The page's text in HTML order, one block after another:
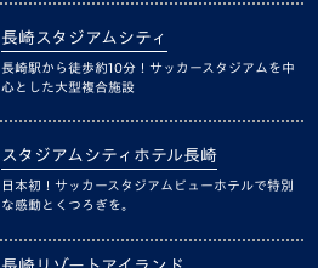
長崎スタジアムシティ
長崎駅から徒歩約10分！サッカースタジアムを中
心とした大型複合施設
スタジアムシティホテル長崎
日本初！サッカースタジアムビューホテルで特別
な感動とくつろぎを。